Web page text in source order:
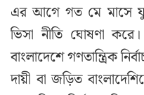
এর আগে গত মে মাসে
ভিসা নীতি ঘোষণা
বাংলাদেশে গণতান্ত্রিক
দায়ী বা জড়িত